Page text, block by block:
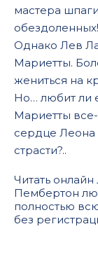
мастера
обездоленных!
Однако Лев
Мариетты.
жениться на
Но… любит ли
Мариетты
сердце Леона
страсти?..
Читать
Пембертон
полностью
без